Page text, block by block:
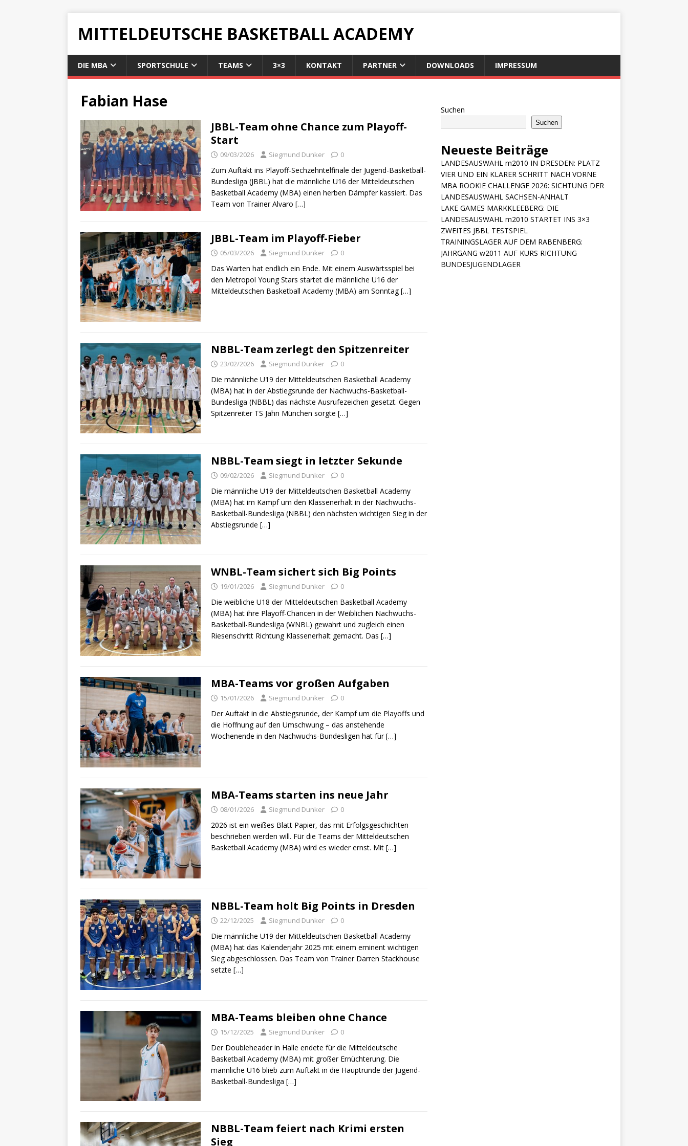
MITTELDEUTSCHE BASKETBALL ACADEMY
DIE MBA SPORTSCHULE TEAMS 3×3 KONTAKT PARTNER DOWNLOADS IMPRESSUM
Fabian Hase
JBBL-Team ohne Chance zum Playoff-
Start
09/03/2026 Siegmund Dunker 0
Zum Auftakt ins Playoff-Sechzehntelfinale der Jugend-Basketball-
Bundesliga (JBBL) hat die männliche U16 der Mitteldeutschen
Basketball Academy (MBA) einen herben Dämpfer kassiert. Das
Team von Trainer Alvaro […]
JBBL-Team im Playoff-Fieber
05/03/2026 Siegmund Dunker 0
Das Warten hat endlich ein Ende. Mit einem Auswärtsspiel bei
den Metropol Young Stars startet die männliche U16 der
Mitteldeutschen Basketball Academy (MBA) am Sonntag[…]
NBBL-Team zerlegt den Spitzenreiter
23/02/2026 Siegmund Dunker 0
Die männliche U19 der Mitteldeutschen Basketball Academy
(MBA) hat in der Abstiegsrunde der Nachwuchs-Basketball-
Bundesliga (NBBL) das nächste Ausrufezeichen gesetzt. Gegen
Spitzenreiter TS Jahn München sorgte […]
NBBL-Team siegt in letzter Sekunde
09/02/2026 Siegmund Dunker 0
Die männliche U19 der Mitteldeutschen Basketball Academy
(MBA) hat im Kampf um den Klassenerhalt in der Nachwuchs-
Basketball-Bundesliga (NBBL) den nächsten wichtigen Sieg in der
Abstiegsrunde […]
WNBL-Team sichert sich Big Points
19/01/2026 Siegmund Dunker 0
Die weibliche U18 der Mitteldeutschen Basketball Academy
(MBA) hat ihre Playoff-Chancen in der Weiblichen Nachwuchs-
Basketball-Bundesliga (WNBL) gewahrt und zugleich einen
Riesenschritt Richtung Klassenerhalt gemacht. Das […]
MBA-Teams vor großen Aufgaben
15/01/2026 Siegmund Dunker 0
Der Auftakt in die Abstiegsrunde, der Kampf um die Playoffs und
die Hoffnung auf den Umschwung – das anstehende
Wochenende in den Nachwuchs-Bundesligen hat für[…]
MBA-Teams starten ins neue Jahr
08/01/2026 Siegmund Dunker 0
2026 ist ein weißes Blatt Papier, das mit Erfolgsgeschichten
beschrieben werden will. Für die Teams der Mitteldeutschen
Basketball Academy (MBA) wird es wieder ernst. Mit […]
NBBL-Team holt Big Points in Dresden
22/12/2025 Siegmund Dunker 0
Die männliche U19 der Mitteldeutschen Basketball Academy
(MBA) hat das Kalenderjahr 2025 mit einem eminent wichtigen
Sieg abgeschlossen. Das Team von Trainer Darren Stackhouse
setzte […]
MBA-Teams bleiben ohne Chance
15/12/2025 Siegmund Dunker 0
Der Doubleheader in Halle endete für die Mitteldeutsche
Basketball Academy (MBA) mit großer Ernüchterung. Die
männliche U16 blieb zum Auftakt in die Hauptrunde der Jugend-
Basketball-Bundesliga […]
NBBL-Team feiert nach Krimi ersten
Sieg
Suchen
Suchen
Neueste Beiträge
LANDESAUSWAHL m2010 IN DRESDEN: PLATZ
VIER UND EIN KLARER SCHRITT NACH VORNE
MBA ROOKIE CHALLENGE 2026: SICHTUNG DER
LANDESAUSWAHL SACHSEN-ANHALT
LAKE GAMES MARKKLEEBERG: DIE
LANDESAUSWAHL m2010 STARTET INS 3×3
ZWEITES JBBL TESTSPIEL
TRAININGSLAGER AUF DEM RABENBERG:
JAHRGANG w2011 AUF KURS RICHTUNG
BUNDESJUGENDLAGER